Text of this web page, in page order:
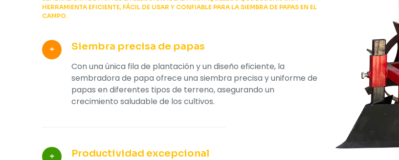
HERRAMIENTA EFICIENTE, FÁCIL DE USAR Y CONFIABLE PARA LA SIEMBRA DE PAPAS EN EL
CAMPO.
Siembra precisa de papas
Con una única fila de plantación y un diseño eficiente, la
sembradora de papa ofrece una siembra precisa y uniforme de
papas en diferentes tipos de terreno, asegurando un
crecimiento saludable de los cultivos.
Productividad excepcional